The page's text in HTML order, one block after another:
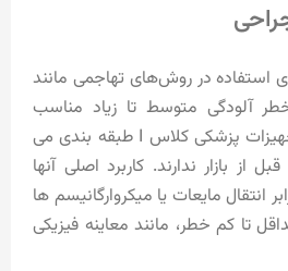
استفاده در روش‌های تهاجمی مانند
آلودگی متوسط ​​تا زیاد مناسب
نیستند. آنها به عنوان تجهیزات پزشکی کلاس I طبقه بندی می
از بازار ندارند. کاربرد اصلی آنها
انتقال مایعات یا میکروارگانیسم ها
تا کم خطر، مانند معاینه فیزیکی